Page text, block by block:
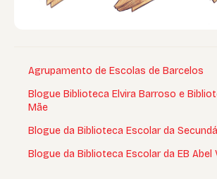
Agrupamento de Escolas de Barcelos
Blogue Biblioteca Elvira Barroso e
Mãe
Blogue da Biblioteca Escolar da
Blogue da Biblioteca Escolar da EB Abel